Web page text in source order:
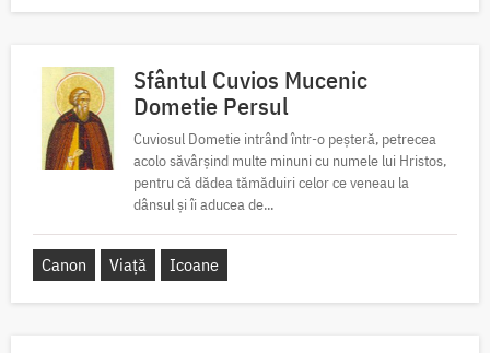
Sfântul Cuvios Mucenic
Dometie Persul
Cuviosul Dometie intrând într-o peșteră, petrecea
acolo săvârșind multe minuni cu numele lui Hristos,
pentru că dădea tămăduiri celor ce veneau la
dânsul și îi aducea de...
Canon Viață Icoane